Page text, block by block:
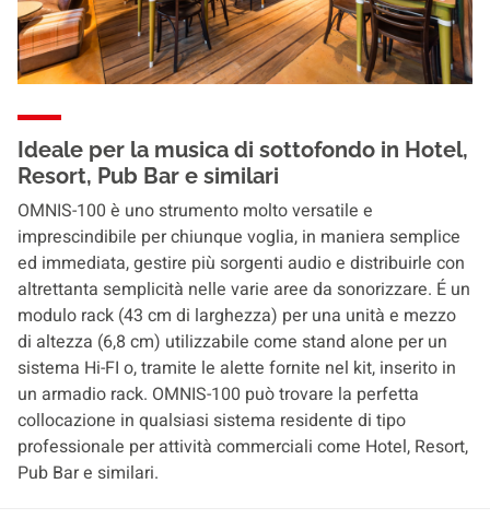
Ideale per la musica di sottofondo in Hotel,
Resort, Pub Bar e similari
OMNIS-100 è uno strumento molto versatile e
imprescindibile per chiunque voglia, in maniera semplice
ed immediata, gestire più sorgenti audio e distribuirle con
altrettanta semplicità nelle varie aree da sonorizzare. É un
modulo rack (43 cm di larghezza) per una unità e mezzo
di altezza (6,8 cm) utilizzabile come stand alone per un
sistema Hi-FI o, tramite le alette fornite nel kit, inserito in
un armadio rack. OMNIS-100 può trovare la perfetta
collocazione in qualsiasi sistema residente di tipo
professionale per attività commerciali come Hotel, Resort,
Pub Bar e similari.